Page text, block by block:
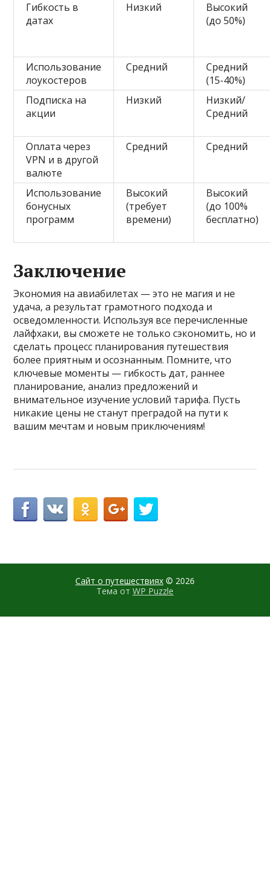
Гибкость в
датах
Низкий
Высокий
(до 50%)
Использование
лоукостеров
Средний
Средний
(15-40%)
Подписка на
акции
Низкий
Низкий/
Средний
Оплата через
VPN и в другой
валюте
Средний Средний
Использование
бонусных
программ
Высокий
(требует
времени)
Высокий
(до 100%
бесплатно)
Заключение
Экономия на авиабилетах — это не магия и не
удача, а результат грамотного подхода и
осведомленности. Используя все перечисленные
лайфхаки, вы сможете не только сэкономить, но и
сделать процесс планирования путешествия
более приятным и осознанным. Помните, что
ключевые моменты — гибкость дат, раннее
планирование, анализ предложений и
внимательное изучение условий тарифа. Пусть
никакие цены не станут преградой на пути к
вашим мечтам и новым приключениям!
Сайт о путешествиях © 2026
Тема от WP Puzzle